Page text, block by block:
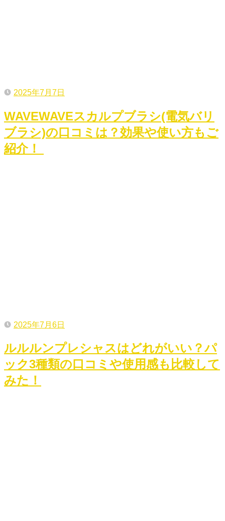
2025年7月7日
WAVEWAVEスカルプブラシ(電気バリ
ブラシ)の口コミは？効果や使い方もご
紹介！
2025年7月6日
ルルルンプレシャスはどれがいい？パ
ック3種類の口コミや使用感も比較して
みた！